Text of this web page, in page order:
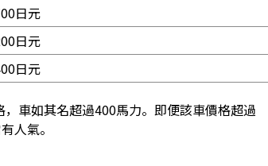
日元
日元
日元
車如其名超過400馬力。即便該車價格超過
人氣。